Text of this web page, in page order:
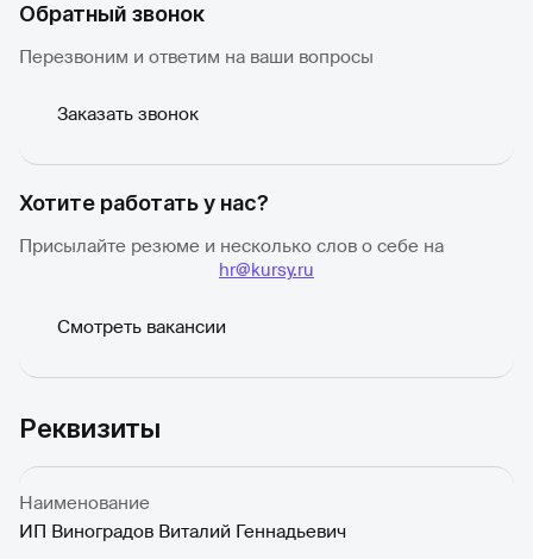
Обратный звонок
Перезвоним и ответим на ваши вопросы
Заказать звонок
Хотите работать у нас?
Присылайте резюме и несколько слов о себе на
hr@kursy.ru
Смотреть вакансии
Реквизиты
Наименование
ИП Виноградов Виталий Геннадьевич